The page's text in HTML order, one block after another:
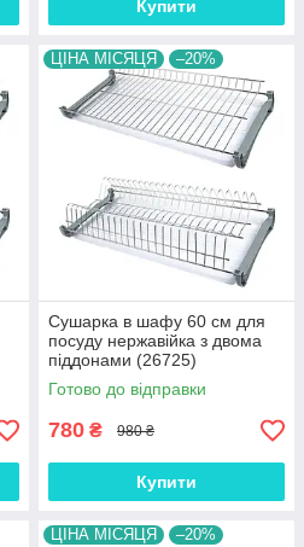
Купити
ЦІНА МІСЯЦЯ –20%
Сушарка в шафу 60 см для
посуду нержавійка з двома
піддонами (26725)
Готово до відправки
780 ₴ 980 ₴
Купити
ЦІНА МІСЯЦЯ –20%